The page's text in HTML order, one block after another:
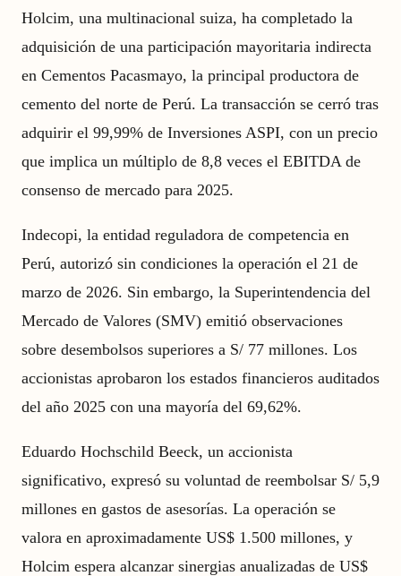
Holcim, una multinacional suiza, ha completado la
adquisición de una participación mayoritaria indirecta
en Cementos Pacasmayo, la principal productora de
cemento del norte de Perú. La transacción se cerró tras
adquirir el 99,99% de Inversiones ASPI, con un precio
que implica un múltiplo de 8,8 veces el EBITDA de
consenso de mercado para 2025.
Indecopi, la entidad reguladora de competencia en
Perú, autorizó sin condiciones la operación el 21 de
marzo de 2026. Sin embargo, la Superintendencia del
Mercado de Valores (SMV) emitió observaciones
sobre desembolsos superiores a S/ 77 millones. Los
accionistas aprobaron los estados financieros auditados
del año 2025 con una mayoría del 69,62%.
Eduardo Hochschild Beeck, un accionista
significativo, expresó su voluntad de reembolsar S/ 5,9
millones en gastos de asesorías. La operación se
valora en aproximadamente US$ 1.500 millones, y
Holcim espera alcanzar sinergias anualizadas de US$